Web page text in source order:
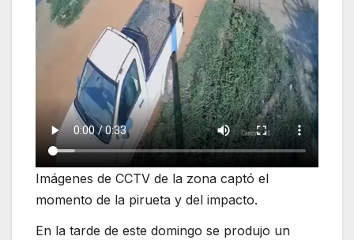
Imágenes de CCTV de la zona captó el
momento de la pirueta y del impacto.
En la tarde de este domingo se produjo un